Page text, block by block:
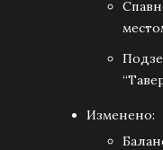
Изменено: